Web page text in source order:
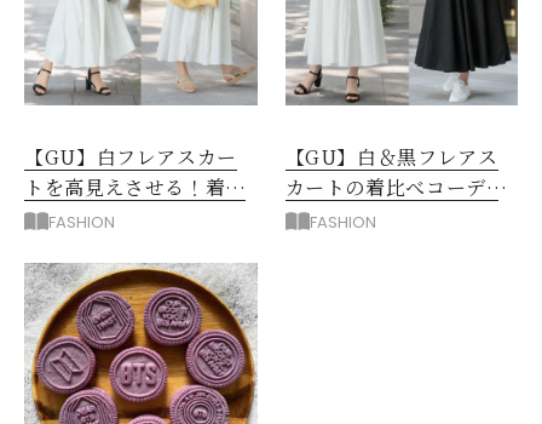
【GU】白フレアスカー
トを高見えさせる！着映
えトップス＆羽織り3選
FASHION
【GU】白＆黒フレアス
カートの着比べコーデ6
選！同じトップスがこん
FASHION